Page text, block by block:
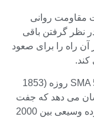
مقاومت روانی
در نظر گرفتن باقی
راه را برای صعود
مهم ترین پشتیبانی برای تماشای نزولی SMA 50 روزه (1853
می دهد که جفت
ETH/USDT می تواند برای مدتی در محدوده وسیعی بین 2000